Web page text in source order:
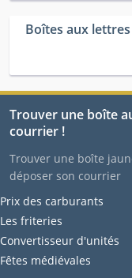
Boîtes aux
Trouver une boîte
courrier !
Trouver une boîte
déposer son courrier
Prix des carburants
Les friteries
Convertisseur d'unités
Fêtes médiévales